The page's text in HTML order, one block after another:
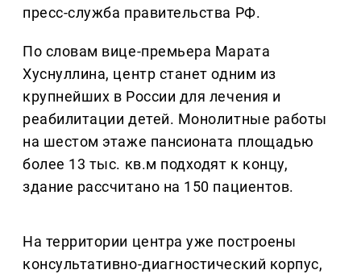
пресс-служба правительства РФ.
По словам вице-премьера Марата
Хуснуллина, центр станет одним из
крупнейших в России для лечения и
реабилитации детей. Монолитные работы
на шестом этаже пансионата площадью
более 13 тыс. кв.м подходят к концу,
здание рассчитано на 150 пациентов.
На территории центра уже построены
консультативно-диагностический корпус,